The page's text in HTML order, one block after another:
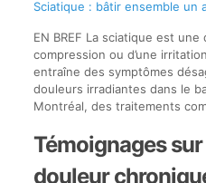
Sciatique : bâtir ensemble un
EN BREF La sciatique est
compression ou d’une
entraîne des symptômes
douleurs irradiantes dans le
Montréal, des traitements
Témoignages
douleur